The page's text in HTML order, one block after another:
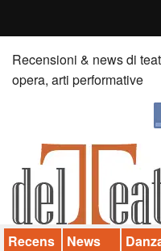
Home
Recensioni
News
Palazzi consiglia
Video
Recensioni & news di
opera, arti performative
Recens
News